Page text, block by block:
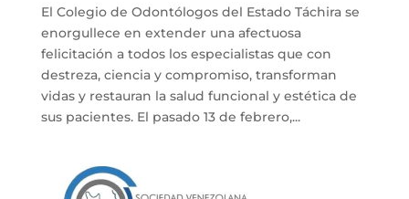
El Colegio de Odontólogos del Estado Táchira se
enorgullece en extender una afectuosa
felicitación a todos los especialistas que con
destreza, ciencia y compromiso, transforman
vidas y restauran la salud funcional y estética de
sus pacientes. El pasado 13 de febrero,...